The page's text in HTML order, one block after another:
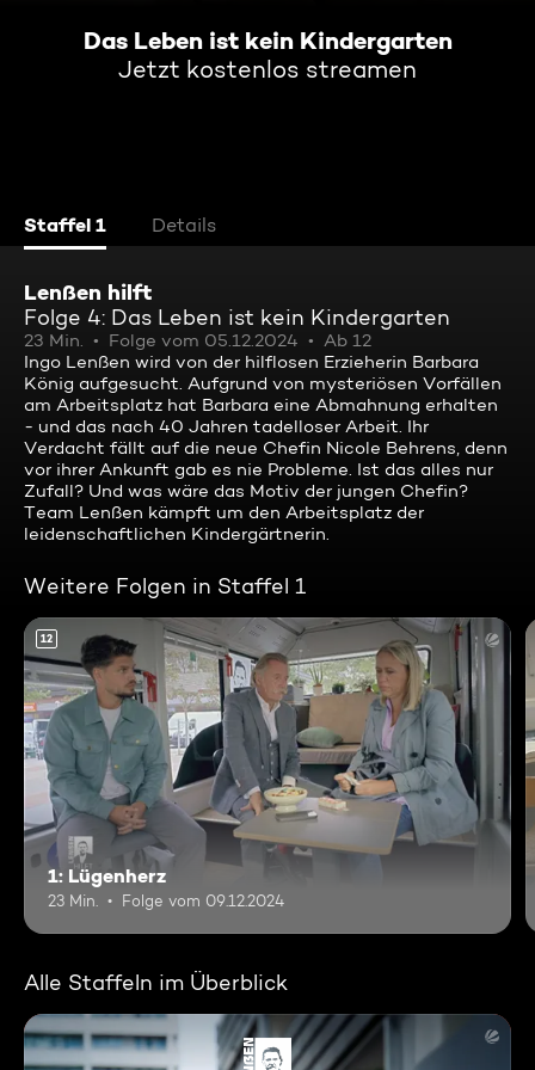
Das Leben ist kein Kindergarten
Jetzt kostenlos streamen
Staffel 1 Details
Lenßen hilft
Folge 4: Das Leben ist kein Kindergarten
23 Min. Folge vom 05.12.2024
Ab 12
Ingo Lenßen wird von der hilflosen Erzieherin Barbara
König aufgesucht. Aufgrund von mysteriösen Vorfällen
am Arbeitsplatz hat Barbara eine Abmahnung erhalten
- und das nach 40 Jahren tadelloser Arbeit. Ihr
Verdacht fällt auf die neue Chefin Nicole Behrens, denn
vor ihrer Ankunft gab es nie Probleme. Ist das alles nur
Zufall? Und was wäre das Motiv der jungen Chefin?
Team Lenßen kämpft um den Arbeitsplatz der
leidenschaftlichen Kindergärtnerin.
Weitere Folgen in Staffel 1
12
1: Lügenherz
23 Min. Folge vom 09.12.2024
Alle Staffeln im Überblick